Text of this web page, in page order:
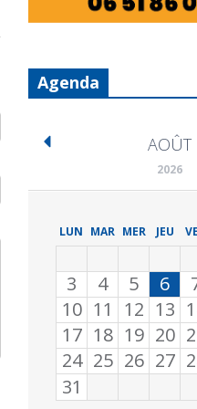
Agenda
AOÛT
2026
LUN MAR MER JEU
3
4 5 6
10 11 12 13
17 18 19 20
24 25 26 27
31